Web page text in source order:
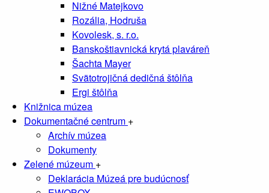
Nižné Matejkovo
Rozália, Hodruša
Kovolesk, s. r.o.
Banskoštiavnická krytá plaváreň
Šachta Mayer
Svätotrojičná dedičná štôlňa
Ergi štôlňa
Knižnica múzea
Dokumentačné centrum +
Archív múzea
Dokumenty
Zelené múzeum +
Deklarácia Múzeá pre budúcnosť